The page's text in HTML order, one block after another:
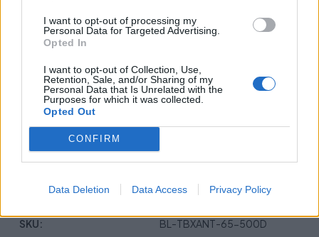
I want to opt-out of processing my
Personal Data for Targeted Advertising.
Opted In
I want to opt-out of Collection, Use,
Retention, Sale, and/or Sharing of my
Personal Data that Is Unrelated with the
Purposes for which it was collected.
Opted Out
CONFIRM
Data Deletion Data Access Privacy Policy
nosnosť65 kgpre vyššiu záťaž
výškaD (199 mm)
tichý a plynulý chod
Parametre
SKU: BL-TBXANT-65-500D